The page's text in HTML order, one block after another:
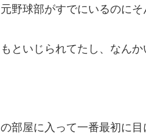
野球部がすでにいるのに
といじられてたし、なん
部屋に入って一番最初に目